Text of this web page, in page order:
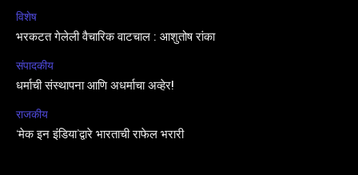
विशेष
भरकटत गेलेली वैचारिक वाटचाल : आशुतोष रांका
संपादकीय
धर्माची संस्थापना आणि अधर्माचा अव्हेर!
राजकीय
‘मेक इन इंडिया’द्वारे भारताची राफेल भरारी